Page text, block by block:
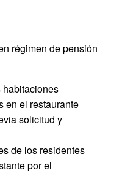
régimen de pensión
en el restaurante
solicitud y
de los residentes
por el